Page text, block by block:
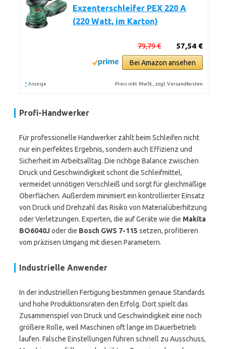
Exzenterschleifer PEX 220 A
(220 Watt, im Karton)
57,54 €
79,79 €
Bei Amazon ansehen
* Anzeige Preis inkl. MwSt., zzgl. Versandkosten
Profi-Handwerker
Für professionelle Handwerker zählt beim Schleifen nicht
nur ein perfektes Ergebnis, sondern auch Effizienz und
Sicherheit im Arbeitsalltag. Die richtige Balance zwischen
Druck und Geschwindigkeit schont die Schleifmittel,
vermeidet unnötigen Verschleiß und sorgt für gleichmäßige
Oberflächen. Außerdem minimiert ein kontrollierter Einsatz
von Druck und Drehzahl das Risiko von Materialüberhitzung
oder Verletzungen. Experten, die auf Geräte wie die Makita
BO6040Joder die Bosch GWS 7-115 setzen, profitieren
vom präzisen Umgang mit diesen Parametern.
Industrielle Anwender
In der industriellen Fertigung bestimmen genaue Standards
und hohe Produktionsraten den Erfolg. Dort spielt das
Zusammenspiel von Druck und Geschwindigkeit eine noch
größere Rolle, weil Maschinen oft lange im Dauerbetrieb
laufen. Falsche Einstellungen führen schnell zu Ausschuss,